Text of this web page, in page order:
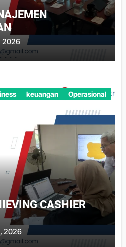
2026
keuangan Operasional
CASHIER
2026